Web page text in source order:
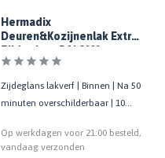
Hermadix
Deuren&Kozijnenlak Extra
Zijdeglans RAL9001
Zijdeglans lakverf | Binnen | Na 50
minuten overschilderbaar | 10
Op werkdagen voor 21:00 besteld,
vandaag verzonden